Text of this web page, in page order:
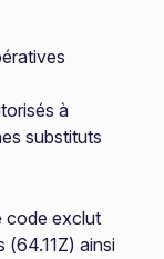
à
substituts
code exclut
(64.11Z) ainsi